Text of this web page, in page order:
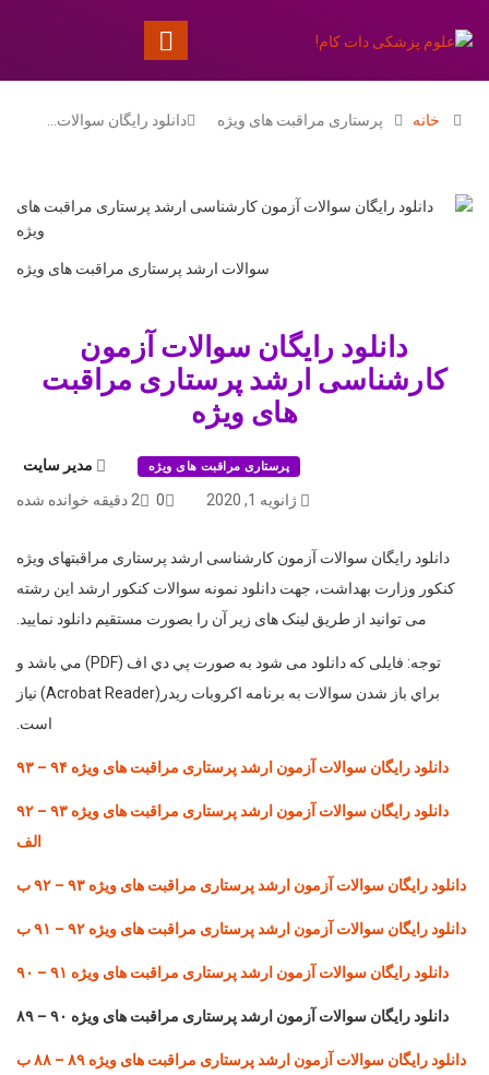
خانه پرستاری مراقبت های ویژه دانلود رايگان سوالات…
سوالات ارشد پرستاری مراقبت های ویژه
دانلود رايگان سوالات آزمون
كارشناسی ارشد پرستاری مراقبت
های ویژه
پرستاری مراقبت های ویژه
مدیر سایت
ژانویه 1, 2020
0 2 دقیقه خوانده شده
دانلود رايگان سوالات آزمون کارشناسی ارشد پرستاری مراقبتهای ویژه
کنکور وزارت بهداشت، جهت دانلود نمونه سوالات کنکور ارشد این رشته
می توانید از طریق لینک های زیر آن را بصورت مستقیم دانلود نمایید.
توجه: فایلی که دانلود می شود به صورت پي دي اف (PDF) مي باشد و
براي باز شدن سوالات به برنامه اكروبات ريدر(Acrobat Reader) نياز
است.
دانلود رايگان سوالات آزمون ارشد پرستاری مراقبت های ویژه ۹۴ – ۹۳
دانلود رايگان سوالات آزمون ارشد پرستاری مراقبت های ویژه ۹۳ – ۹۲
الف
دانلود رايگان سوالات آزمون ارشد پرستاری مراقبت های ویژه ۹۳ – ۹۲ ب
دانلود رايگان سوالات آزمون ارشد پرستاری مراقبت های ویژه ۹۲ – ۹۱ ب
دانلود رايگان سوالات آزمون ارشد پرستاری مراقبت های ویژه ۹۱ – ۹۰
دانلود رايگان سوالات آزمون ارشد پرستاری مراقبت های ویژه ۹۰ – ۸۹
دانلود رايگان سوالات آزمون ارشد پرستاری مراقبت های ویژه ۸۹ – ۸۸ ب